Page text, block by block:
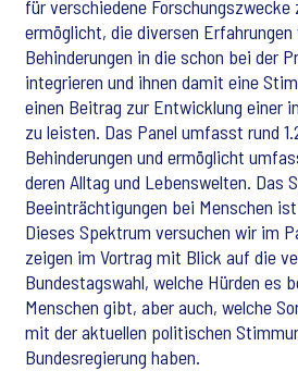
für verschiedene Forschungszwecke
ermöglicht, die diversen
Behinderungen in die schon bei der
integrieren und ihnen damit eine
einen Beitrag zur Entwicklung einer
zu leisten. Das Panel umfasst rund
Behinderungen und ermöglicht
deren Alltag und Lebenswelten. Das
Beeinträchtigungen bei Menschen
Dieses Spektrum versuchen wir im
zeigen im Vortrag mit Blick auf die
Bundestagswahl, welche Hürden es
Menschen gibt, aber auch, welche
mit der aktuellen politischen
Bundesregierung haben.